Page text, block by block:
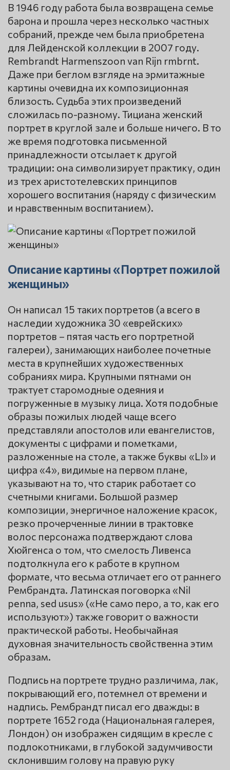
В 1946 году работа была возвращена семье
барона и прошла через несколько частных
собраний, прежде чем была приобретена
для Лейденской коллекции в 2007 году.
Rembrandt Harmenszoon van Rijn rmbrnt.
Даже при беглом взгляде на эрмитажные
картины очевидна их композиционная
близость. Судьба этих произведений
сложилась по-разному. Тициана женский
портрет в круглой зале и больше ничего. В то
же время подготовка письменной
принадлежности отсылает к другой
традиции: она символизирует практику, один
из трех аристотелевских принципов
хорошего воспитания (наряду с физическим
и нравственным воспитанием).
Описание картины «Портрет пожилой
женщины»
Он написал 15 таких портретов (а всего в
наследии художника 30 «еврейских»
портретов – пятая часть его портретной
галереи), занимающих наиболее почетные
места в крупнейших художественных
собраниях мира. Крупными пятнами он
трактует старомодные одеяния и
погруженные в музыку лица. Хотя подобные
образы пожилых людей чаще всего
представляли апостолов или евангелистов,
документы с цифрами и пометками,
разложенные на столе, а также буквы «LI» и
цифра «4», видимые на первом плане,
указывают на то, что старик работает со
счетными книгами. Большой размер
композиции, энергичное наложение красок,
резко прочерченные линии в трактовке
волос персонажа подтверждают слова
Хюйгенса о том, что смелость Ливенса
подтолкнула его к работе в крупном
формате, что весьма отличает его от раннего
Рембрандта. Латинская поговорка «Nil
penna, sed usus» («Не само перо, а то, как его
используют») также говорит о важности
практической работы. Необычайная
духовная значительность свойственна этим
образам.
Подпись на портрете трудно различима, лак,
покрывающий его, потемнел от времени и
надпись. Рембрандт писал его дважды: в
портрете 1652 года (Национальная галерея,
Лондон) он изображен сидящим в кресле с
подлокотниками, в глубокой задумчивости
склонившим голову на правую руку